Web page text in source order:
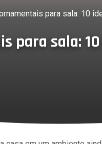
para sala: 10
para sala: